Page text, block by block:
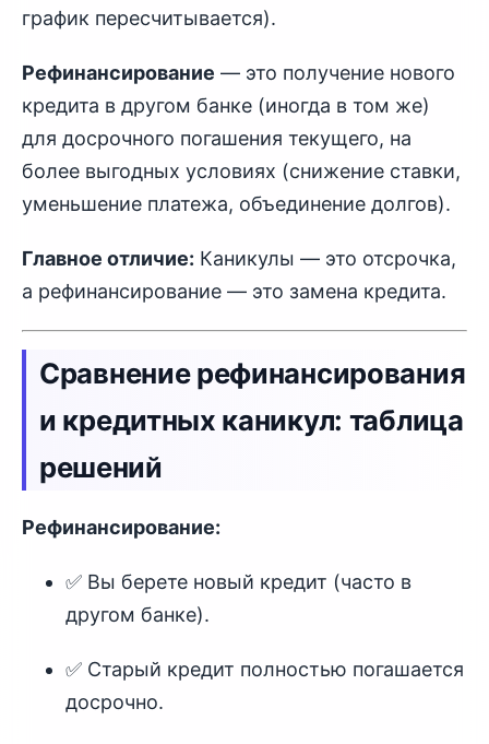
график пересчитывается).
Рефинансирование — это получение нового
кредита в другом банке (иногда в том же)
для досрочного погашения текущего, на
более выгодных условиях (снижение ставки,
уменьшение платежа, объединение долгов).
Главное отличие: Каникулы — это отсрочка,
а рефинансирование — это замена кредита.
Сравнение рефинансирования
и кредитных каникул: таблица
решений
Рефинансирование:
✅ Вы берете новый кредит (часто в
другом банке).
✅ Старый кредит полностью погашается
досрочно.